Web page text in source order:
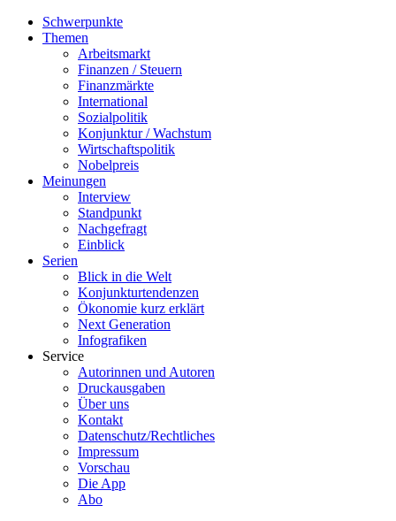
Schwerpunkte
Themen
Arbeitsmarkt
Finanzen / Steuern
Finanzmärkte
International
Sozialpolitik
Konjunktur / Wachstum
Wirtschaftspolitik
Nobelpreis
Meinungen
Interview
Standpunkt
Nachgefragt
Einblick
Serien
Blick in die Welt
Konjunkturtendenzen
Ökonomie kurz erklärt
Next Generation
Infografiken
Service
Autorinnen und Autoren
Druckausgaben
Über uns
Kontakt
Datenschutz/Rechtliches
Impressum
Vorschau
Die App
Abo